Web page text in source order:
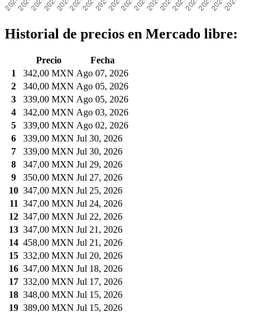
Historial de precios en Mercado libre:
Precio
Fecha
1
342,00 MXN Ago 07, 2026
2
340,00 MXN Ago 05, 2026
3
339,00 MXN Ago 05, 2026
4
342,00 MXN Ago 03, 2026
5
339,00 MXN Ago 02, 2026
6
339,00 MXN Jul 30, 2026
7
339,00 MXN Jul 30, 2026
8
347,00 MXN Jul 29, 2026
9
350,00 MXN Jul 27, 2026
10 347,00 MXN Jul 25, 2026
11 347,00 MXN Jul 24, 2026
12 347,00 MXN Jul 22, 2026
13 347,00 MXN Jul 21, 2026
14 458,00 MXN Jul 21, 2026
15 332,00 MXN Jul 20, 2026
16 347,00 MXN Jul 18, 2026
17 332,00 MXN Jul 17, 2026
18 348,00 MXN Jul 15, 2026
19 389,00 MXN Jul 15, 2026